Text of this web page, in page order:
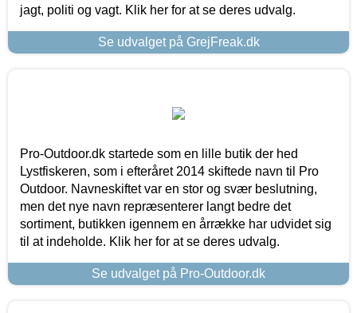
jagt, politi og vagt. Klik her for at se deres udvalg.
Se udvalget på GrejFreak.dk
Pro-Outdoor.dk startede som en lille butik der hed
Lystfiskeren, som i efteråret 2014 skiftede navn til Pro
Outdoor. Navneskiftet var en stor og svær beslutning,
men det nye navn repræsenterer langt bedre det
sortiment, butikken igennem en årrække har udvidet sig
til at indeholde. Klik her for at se deres udvalg.
Se udvalget på Pro-Outdoor.dk